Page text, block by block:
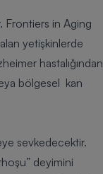
Frontiers in Aging
yetişkinlerde
hastalığından
bölgesel kan
sevkedecektir.
deyimini